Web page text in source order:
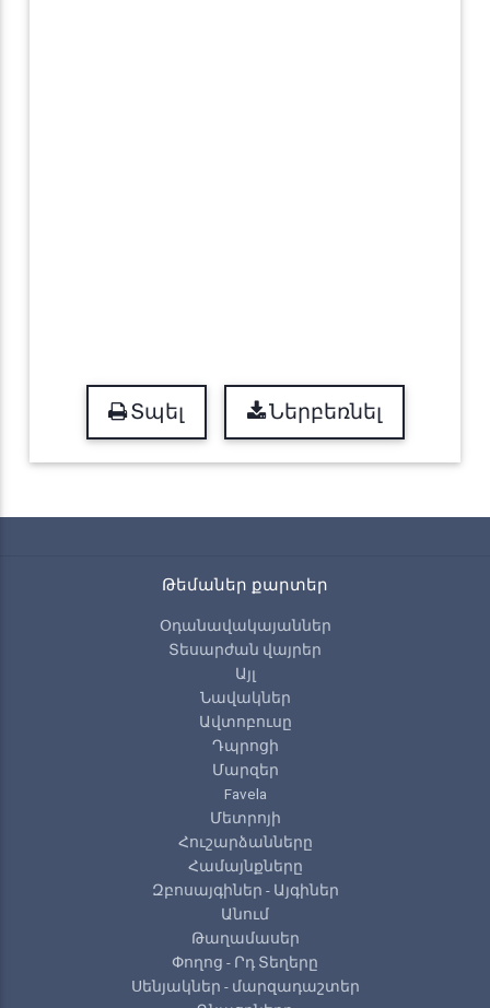
Տպել Ներբեռնել
Թեմաներ քարտեր
Օդանավակայաններ
Տեսարժան վայրեր
Այլ
Նավակներ
Ավտոբուսը
Դպրոցի
Մարզեր
Favela
Մետրոյի
Հուշարձանները
Համայնքները
Զբոսայգիներ - Այգիներ
Անում
Թաղամասեր
Փողոց - Րդ Տեղերը
Սենյակներ - մարզադաշտեր